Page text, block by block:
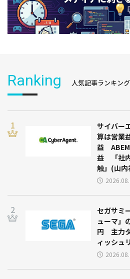
Ranking 人気記事ランキング
サイバー
算は営業
益
益 「社
触」(山内
セガサミ
ューマ」
円 主力
ィッシュ